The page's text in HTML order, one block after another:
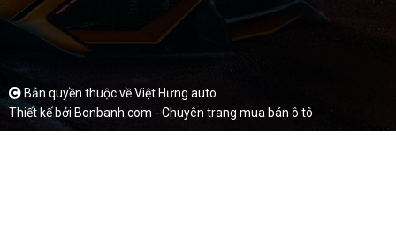
Bản quyền thuộc về Việt Hưng auto
Thiết kế bởi Bonbanh.com - Chuyên trang mua bán ô tô